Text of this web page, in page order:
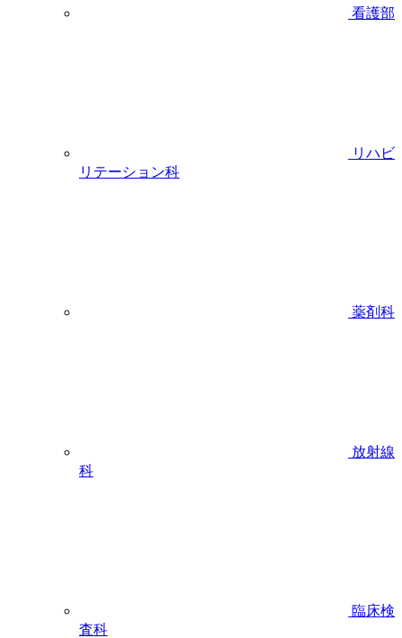
看護部
リハビ
リテーション科
薬剤科
放射線
科
臨床検
査科